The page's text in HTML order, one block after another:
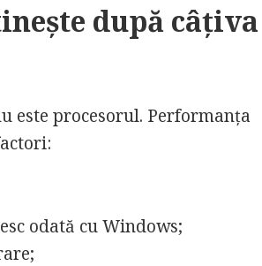
după câțiva
este procesorul. Performanța
odată cu Windows;